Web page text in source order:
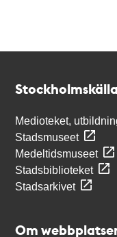
Medioteket,
Stadsmuseet
Medeltidsmuseet
Stadsbiblioteket
Stadsarkivet
Om